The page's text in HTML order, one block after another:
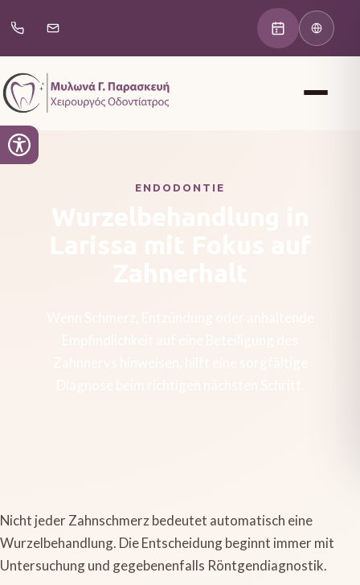
ENDODONTIE
Nicht jeder Zahnschmerz bedeutet automatisch eine
Wurzelbehandlung. Die Entscheidung beginnt immer mit
Untersuchung und gegebenenfalls Röntgendiagnostik.